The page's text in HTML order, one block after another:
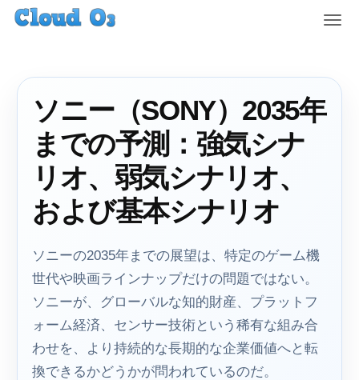
T
ソニー（SONY）2035年
までの予測：強気シナ
リオ、弱気シナリオ、
および基本シナリオ
ソニーの2035年までの展望は、特定のゲーム機
世代や映画ラインナップだけの問題ではない。
ソニーが、グローバルな知的財産、プラットフ
ォーム経済、センサー技術という稀有な組み合
わせを、より持続的な長期的な企業価値へと転
換できるかどうかが問われているのだ。